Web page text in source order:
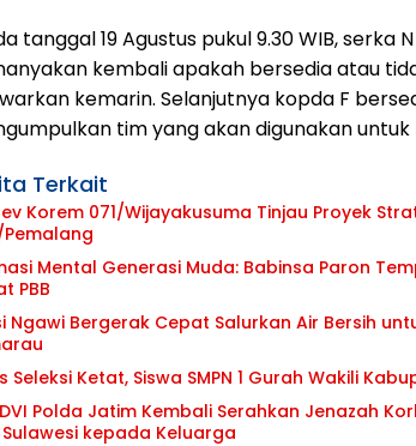
tanggal 19 Agustus pukul 9.30 WIB, serka
kembali apakah bersedia atau
kemarin. Selanjutnya kopda F
tim yang akan digunakan
Terkait
Korem 071/Wijayakusuma Tinjau Proyek
Pemalang
Mental Generasi Muda: Babinsa Paron
PBB
Ngawi Bergerak Cepat Salurkan Air Bersih
Seleksi Ketat, Siswa SMPN 1 Gurah Wakili
Polda Jatim Kembali Serahkan Jenazah
kepada Keluarga